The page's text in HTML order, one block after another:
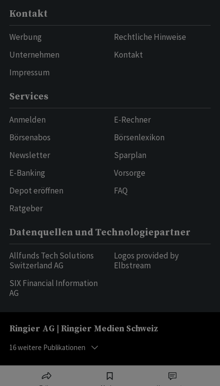
Kontakt
Werbung
Unternehmen
Impressum
Rechtliche Hinweise
Kontakt
Services
Anmelden
Börsenabos
Newsletter
E-Banking
Depot eröffnen
Ratgeber
E-Rechner
Börsenlexikon
Sparplan
Vorsorge
FAQ
Datenquellen und Technologiepartner
Allfunds Tech Solutions
Switzerland AG
SIX Financial Information
AG
Logos provided by
Elbstream
Ringier AG | Ringier Medien Schweiz
16weitere Publikationen